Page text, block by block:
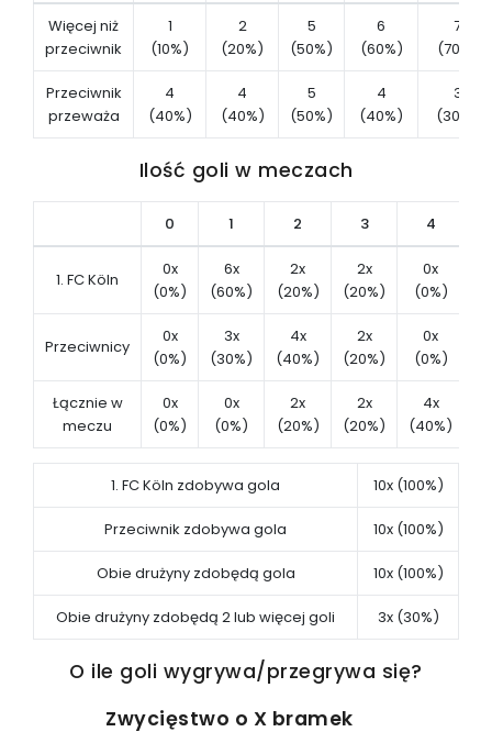
Więcej niż
przeciwnik
1
(10%)
2
(20%)
5
(50%)
6
(60%)
7
(70%)
Przeciwnik
przeważa
4
(40%)
4
(40%)
5
(50%)
4
(40%)
3
(30%)
Ilość goli w meczach
0 1 2 3 4
1. FC Köln
0x
(0%)
6x
(60%)
2x
(20%)
2x
(20%)
0x
(0%)
Przeciwnicy
0x
(0%)
3x
(30%)
4x
(40%)
2x
(20%)
0x
(0%)
Łącznie w
meczu
0x
(0%)
0x
(0%)
2x
(20%)
2x
(20%)
4x
(40%)
1. FC Köln zdobywa gola 10x (100%)
Przeciwnik zdobywa gola 10x (100%)
Obie drużyny zdobędą gola 10x (100%)
Obie drużyny zdobędą 2 lub więcej goli 3x (30%)
O ile goli wygrywa/przegrywa się?
Zwycięstwo o X bramek